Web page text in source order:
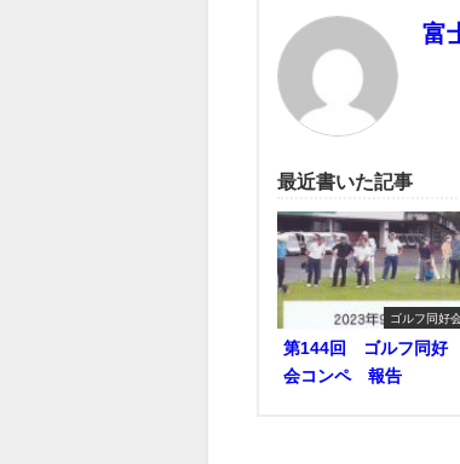
富
最近書いた記事
ゴルフ同好
第144回 ゴルフ同好
会コンペ 報告